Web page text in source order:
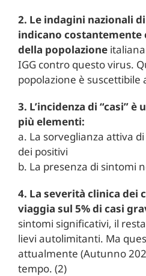
2. Le indagini nazionali
indicano costantemente
della popolazioneitaliana
IGG contro questo virus.
popolazione è suscettibile
3. L’incidenza di “casi”
più elementi:
a. La sorveglianza attiva
dei positivi
b. La presenza di sintomi
4. La severità clinica dei
viaggia sul 5% di casi
sintomi significativi, il
lievi autolimitanti. Ma
attualmente (Autunno
tempo. (2)